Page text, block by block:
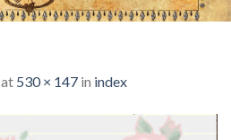
at 530 × 147 in index